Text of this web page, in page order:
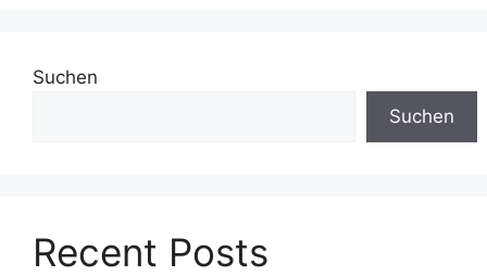
Suchen
Suchen
Recent Posts